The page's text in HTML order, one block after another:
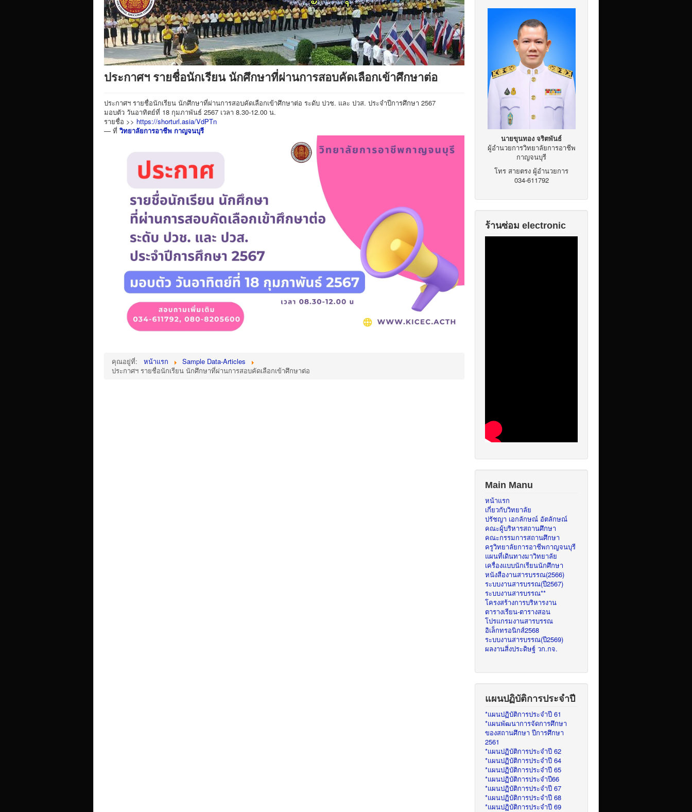
ประกาศฯ รายชื่อนักเรียน นักศึกษาที่ผ่านการสอบคัดเลือกเข้าศึกษาต่อ
ประกาศฯ รายชื่อนักเรียน นักศึกษาที่ผ่านการสอบคัดเลือกเข้าศึกษาต่อ ระดับ ปวช. และ ปวส. ประจำปีการศึกษา 2567
มอบตัว วันอาทิตย์ที่ 18 กุมภาพันธ์ 2567 เวลา 8.30-12.00 น.
รายชื่อ >> https://shorturl.asia/VdPTn
— ที่ วิทยาลัยการอาชีพ กาญจนบุรี
คุณอยู่ที่: หน้าแรก
Sample Data-Articles
ประกาศฯ รายชื่อนักเรียน นักศึกษาที่ผ่านการสอบคัดเลือกเข้าศึกษาต่อ
นายขุนทอง จริตพันธ์
ผู้อำนวยการวิทยาลัยการอาชีพ
กาญจนบุรี
โทร สายตรง ผู้อำนวยการ
034-611792
ร้านซ่อม electronic
Main Manu
หน้าแรก
เกี่ยวกับวิทยาลัย
ปรัชญา เอกลักษณ์ อัตลักษณ์
คณะผู้บริหารสถานศึกษา
คณะกรรมการสถานศึกษา
ครูวิทยาลัยการอาชีพกาญจนบุรี
แผนที่เดินทางมาวิทยาลัย
เครื่องแบบนักเรียนนักศึกษา
หนังสืองานสารบรรณ(2566)
ระบบงานสารบรรณ(ปี2567)
ระบบงานสารบรรณ**
โครงสร้างการบริหารงาน
ตารางเรียน-ตารางสอน
โปรแกรมงานสารบรรณ
อิเล็กทรอนิกส์2568
ระบบงานสารบรรณ(ปี2569)
ผลงานสิ่งประดิษฐ์ วก.กจ.
แผนปฏิบัติการประจำปี
*แผนปฏิบัติการประจำปี 61
*แผนพัฒนาการจัดการศึกษา
ของสถานศึกษา ปีการศึกษา
2561
*แผนปฏิบัติการประจำปี 62
*แผนปฏิบัติการประจำปี 64
*แผนปฏิบัติการประจำปี 65
*แผนปฏิบัติการประจำปี66
*แผนปฏิบัติการประจำปี 67
*แผนปฏิบัติการประจำปี 68
*แผนปฏิบัติการประจำปี 69